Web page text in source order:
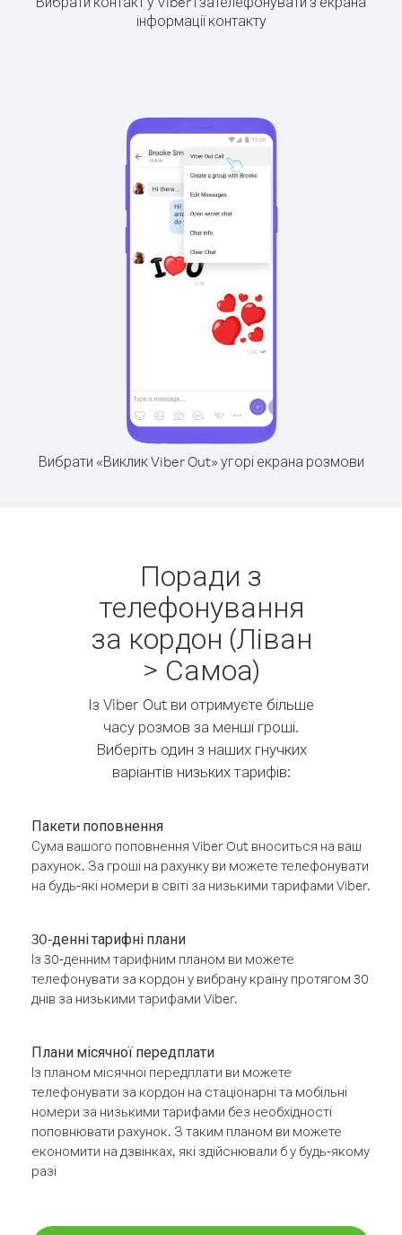
інформації контакту
Вибрати «Виклик Viber Out» угорі екрана розмови
Поради з
телефонування
за кордон (Ліван
> Самоа)
Із Viber Out ви отримуєте більше
часу розмов за менші гроші.
Виберіть один з наших гнучких
варіантів низьких тарифів:
Пакети поповнення
Сума вашого поповнення Viber Out вноситься на ваш
рахунок. За гроші на рахунку ви можете телефонувати
на будь-які номери в світі за низькими тарифами Viber.
30-денні тарифні плани
Із 30-денним тарифним планом ви можете
телефонувати за кордон у вибрану країну протягом 30
днів за низькими тарифами Viber.
Плани місячної передплати
Із планом місячної передплати ви можете
телефонувати за кордон на стаціонарні та мобільні
номери за низькими тарифами без необхідності
поповнювати рахунок. З таким планом ви можете
економити на дзвінках, які здійснювали б у будь-якому
разі